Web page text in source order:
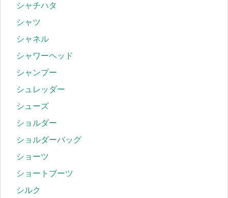
シャチハタ
シャツ
シャネル
シャワーヘッド
シャンプー
シュレッダー
シューズ
ショルダー
ショルダーバッグ
ショーツ
ショートブーツ
シルク